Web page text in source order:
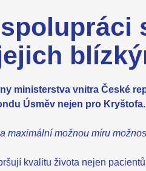
ministerstva vnitra České
Úsměv nejen pro
maximální možnou míru
kvalitu života nejen